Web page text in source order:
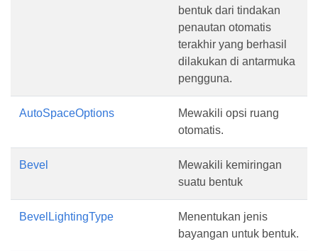
bentuk dari tindakan
penautan otomatis
terakhir yang berhasil
dilakukan di antarmuka
pengguna.
AutoSpaceOptions
Mewakili opsi ruang
otomatis.
Bevel
Mewakili kemiringan
suatu bentuk
BevelLightingType
Menentukan jenis
bayangan untuk bentuk.